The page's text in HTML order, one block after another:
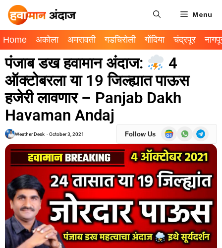
Menu
Home अकोला अमरावती गडचिरोली गोंदिया चंद्रपूर
पंजाब डख हवामान अंदाज:
4
ऑक्टोबरला या 19 जिल्ह्यात पाऊस
हजेरी लावणार – Panjab Dakh
Havaman Andaj
Weather Desk -October 3, 2021 Follow Us